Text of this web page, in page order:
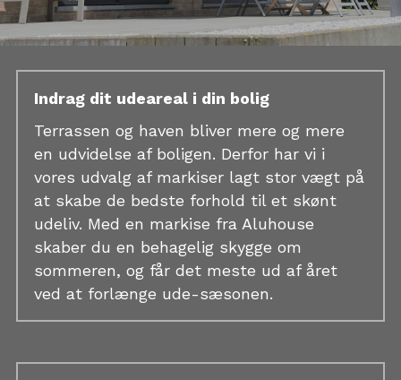
Indrag dit udeareal i din bolig
Terrassen og haven bliver mere og mere
en udvidelse af boligen. Derfor har vi i
vores udvalg af markiser lagt stor vægt på
at skabe de bedste forhold til et skønt
udeliv. Med en markise fra Aluhouse
skaber du en behagelig skygge om
sommeren, og får det meste ud af året
ved at forlænge ude-sæsonen.